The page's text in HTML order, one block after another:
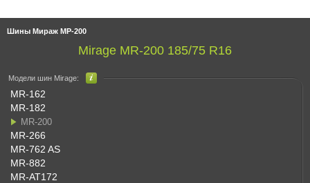
Шины Мираж МР-200
Mirage MR-200 185/75 R16
Модели шин Mirage:
MR-162
MR-182
MR-200
MR-266
MR-762 AS
MR-882
MR-AT172